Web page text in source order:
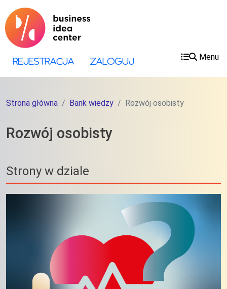
Menu konta użytkownika
Rejestracja Zaloguj Menu
Strona główna Bank wiedzy Rozwój osobisty
Rozwój osobisty
Strony w dziale